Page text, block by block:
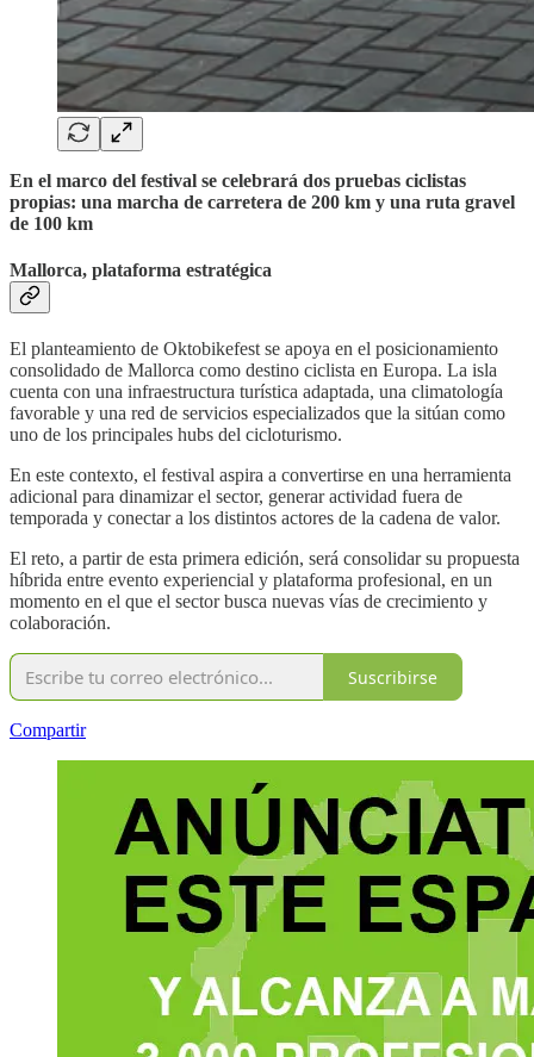
En el marco del festival se celebrará dos pruebas ciclistas
propias: una marcha de carretera de 200 km y una ruta gravel
de 100 km
Mallorca, plataforma estratégica
El planteamiento de Oktobikefest se apoya en el posicionamiento
consolidado de Mallorca como destino ciclista en Europa. La isla
cuenta con una infraestructura turística adaptada, una climatología
favorable y una red de servicios especializados que la sitúan como
uno de los principales hubs del cicloturismo.
En este contexto, el festival aspira a convertirse en una herramienta
adicional para dinamizar el sector, generar actividad fuera de
temporada y conectar a los distintos actores de la cadena de valor.
El reto, a partir de esta primera edición, será consolidar su propuesta
híbrida entre evento experiencial y plataforma profesional, en un
momento en el que el sector busca nuevas vías de crecimiento y
colaboración.
Suscribirse
Compartir